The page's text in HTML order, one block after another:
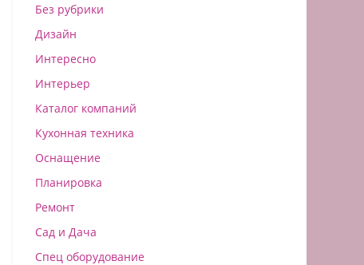
Без рубрики
Дизайн
Интересно
Интерьер
Каталог компаний
Кухонная техника
Оснащение
Планировка
Ремонт
Сад и Дача
Спец оборудование